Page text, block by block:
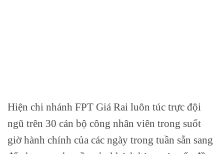
Hiện chi nhánh FPT Giá Rai luôn túc trực đội
ngũ trên 30 cán bộ công nhân viên trong suốt
giờ hành chính của các ngày trong tuần sẵn sang